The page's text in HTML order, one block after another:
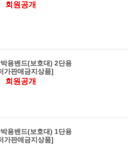
회원공개
용밴드(보호대) 2단용
가판매금지상품]
회원공개
용밴드(보호대) 1단용
가판매금지상품]